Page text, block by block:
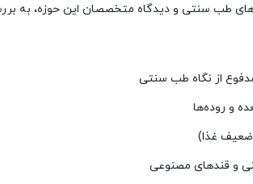
طب سنتی و دیدگاه متخصصان این حوزه، به